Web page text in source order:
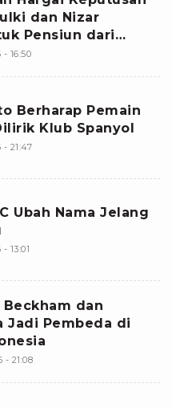
dan Nizar
Pensiun dari
16:50
Berharap Pemain
Klub Spanyol
- 21:47
Ubah Nama Jelang
13:01
dan
Jadi Pembeda di
- 21:08